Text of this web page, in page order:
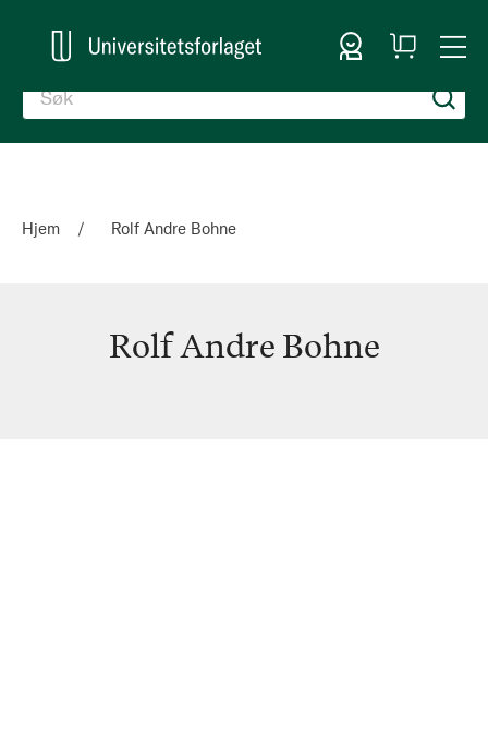
Logg inn
Handlekurv
Hjem Rolf Andre Bohne
Rolf Andre Bohne